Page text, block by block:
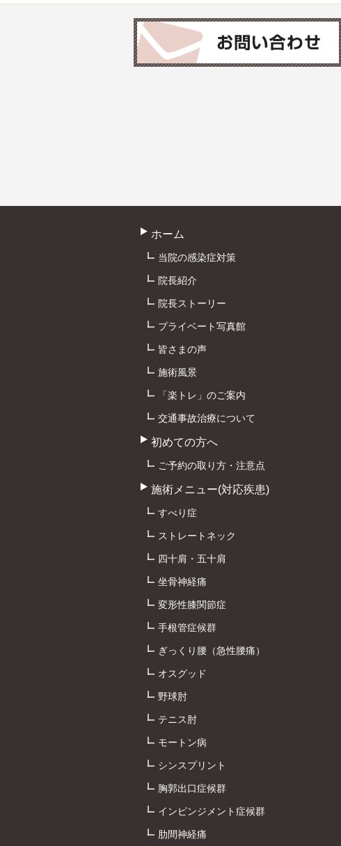
ホーム
当院の感染症対策
院長紹介
院長ストーリー
プライベート写真館
皆さまの声
施術風景
「楽トレ」のご案内
交通事故治療について
初めての方へ
ご予約の取り方・注意点
施術メニュー(対応疾患)
すべり症
ストレートネック
四十肩・五十肩
坐骨神経痛
変形性膝関節症
手根管症候群
ぎっくり腰（急性腰痛）
オスグッド
野球肘
テニス肘
モートン病
シンスプリント
胸郭出口症候群
インピンジメント症候群
肋間神経痛